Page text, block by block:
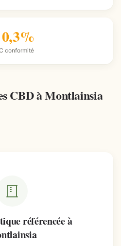
conformité
CBD à Montlainsia
référencée à